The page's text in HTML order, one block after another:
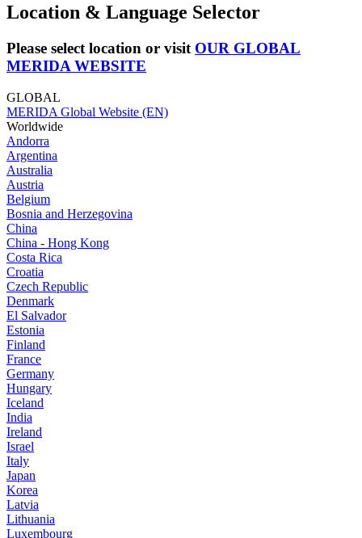
Location & Language Selector
Please select location or visit OUR GLOBAL
MERIDA WEBSITE
GLOBAL
MERIDA Global Website (EN)
Worldwide
Andorra
Argentina
Australia
Austria
Belgium
Bosnia and Herzegovina
China
China - Hong Kong
Costa Rica
Croatia
Czech Republic
Denmark
El Salvador
Estonia
Finland
France
Germany
Hungary
Iceland
India
Ireland
Israel
Italy
Japan
Korea
Latvia
Lithuania
Luxembourg